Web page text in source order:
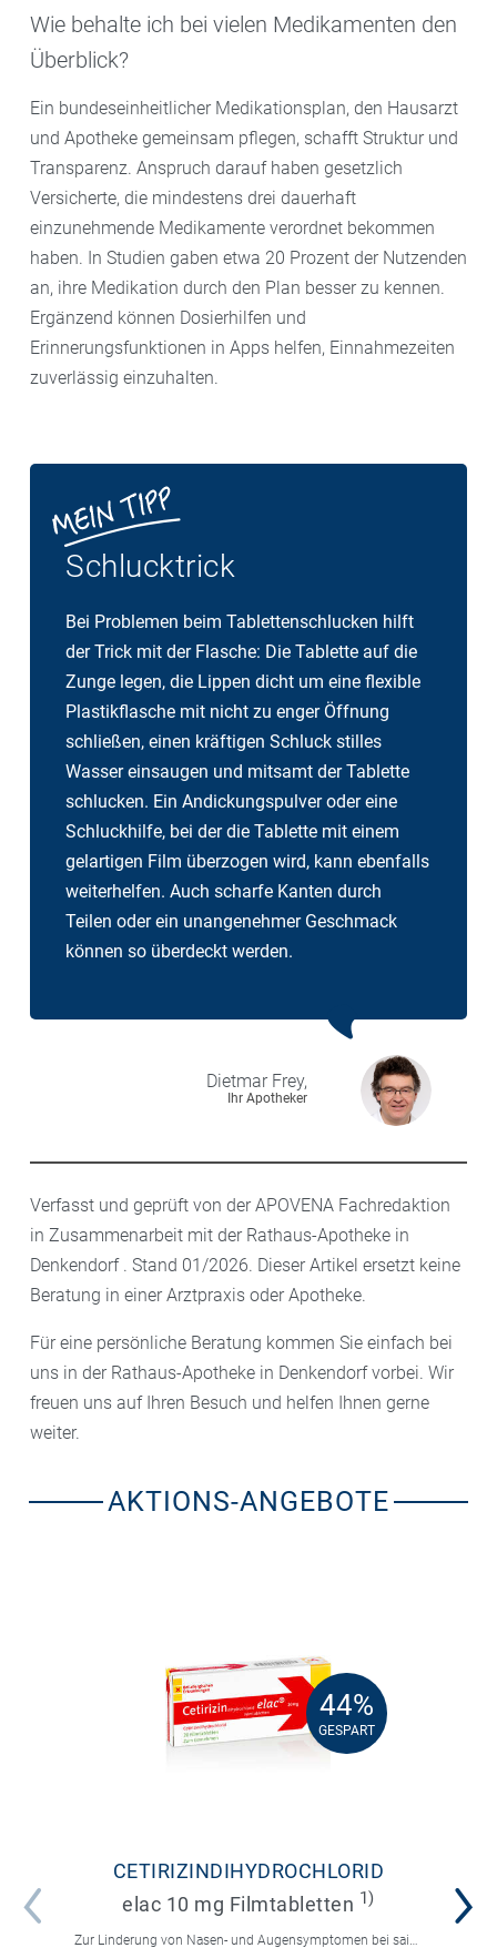
Wie behalte ich bei vielen Medikamenten den
Überblick?
Ein bundeseinheitlicher Medikationsplan, den Hausarzt
und Apotheke gemeinsam pflegen, schafft Struktur und
Transparenz. Anspruch darauf haben gesetzlich
Versicherte, die mindestens drei dauerhaft
einzunehmende Medikamente verordnet bekommen
haben. In Studien gaben etwa 20 Prozent der Nutzenden
an, ihre Medikation durch den Plan besser zu kennen.
Ergänzend können Dosierhilfen und
Erinnerungsfunktionen in Apps helfen, Einnahmezeiten
zuverlässig einzuhalten.
Schlucktrick
Bei Problemen beim Tablettenschlucken hilft
der Trick mit der Flasche: Die Tablette auf die
Zunge legen, die Lippen dicht um eine flexible
Plastikflasche mit nicht zu enger Öffnung
schließen, einen kräftigen Schluck stilles
Wasser einsaugen und mitsamt der Tablette
schlucken. Ein Andickungspulver oder eine
Schluckhilfe, bei der die Tablette mit einem
gelartigen Film überzogen wird, kann ebenfalls
weiterhelfen. Auch scharfe Kanten durch
Teilen oder ein unangenehmer Geschmack
können so überdeckt werden.
Dietmar Frey,
Ihr Apotheker
Verfasst und geprüft von der APOVENA Fachredaktion
in Zusammenarbeit mit der Rathaus-Apotheke in
Denkendorf . Stand 01/2026. Dieser Artikel ersetzt keine
Beratung in einer Arztpraxis oder Apotheke.
Für eine persönliche Beratung kommen Sie einfach bei
uns in der Rathaus-Apotheke in Denkendorf vorbei. Wir
freuen uns auf Ihren Besuch und helfen Ihnen gerne
weiter.
AKTIONS-ANGEBOTE
44%
GESPART
44%
GESPART
CETIRIZINDIHYDROCHLORID
elac 10 mg Filmtabletten 1)